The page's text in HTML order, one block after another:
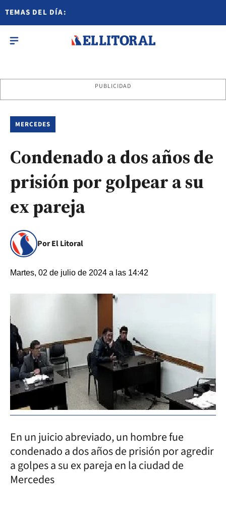
TEMAS DEL DÍA:
PUBLICIDAD
MERCEDES
Condenado a dos años de
prisión por golpear a su
ex pareja
Por El Litoral
Martes, 02 de julio de 2024 a las 14:42
En un juicio abreviado, un hombre fue
condenado a dos años de prisión por agredir
a golpes a su ex pareja en la ciudad de
Mercedes